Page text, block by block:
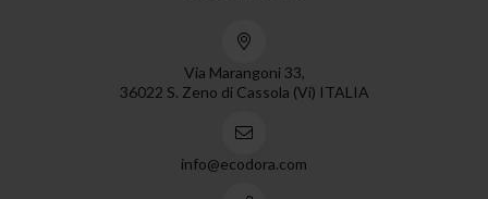
Via Marangoni 33,
36022 S. Zeno di Cassola (Vi) ITALIA
info@ecodora.com